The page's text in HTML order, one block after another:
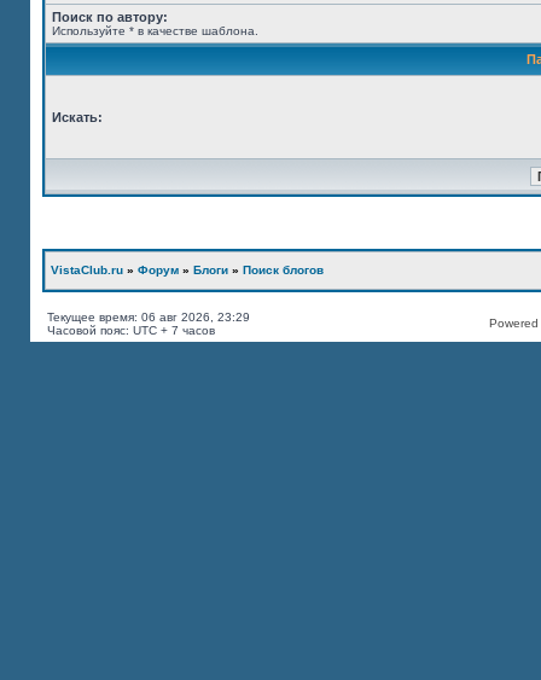
Поиск по автору:
Используйте * в качестве шаблона.
Искать:
VistaClub.ru » Форум » Блоги » Поиск блогов
Текущее время: 06 авг 2026, 23:29
Часовой пояс: UTC + 7 часов